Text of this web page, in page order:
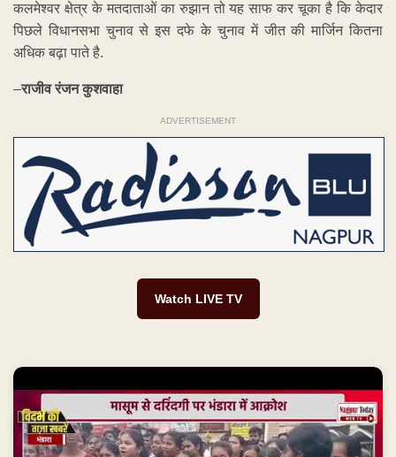
कलमेश्वर क्षेत्र के मतदाताओं का रुझान तो यह साफ कर चूका है कि केदार
पिछले विधानसभा चुनाव से इस दफे के चुनाव में जीत की मार्जिन कितना
अधिक बढ़ा पाते है.
–राजीव रंजन कुशवाहा
ADVERTISEMENT
Watch LIVE TV